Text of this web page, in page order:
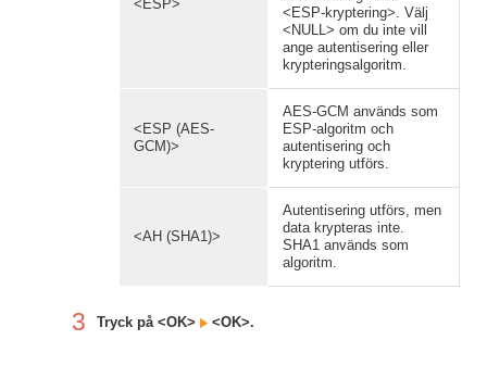
<ESP>
<ESP-kryptering>. Välj
<NULL> om du inte vill
ange autentisering eller
krypteringsalgoritm.
<ESP (AES-
GCM)>
AES-GCM används som
ESP-algoritm och
autentisering och
kryptering utförs.
<AH (SHA1)>
Autentisering utförs, men
data krypteras inte.
SHA1 används som
algoritm.
3 Tryck på <OK> <OK>.